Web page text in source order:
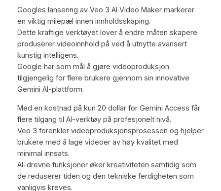
Googles lansering av Veo 3 AI Video Maker markerer
en viktig milepæl innen innholdsskaping.
Dette kraftige verktøyet lover å endre måten skapere
produserer videoinnhold på ved å utnytte avansert
kunstig intelligens.
Google har som mål å gjøre videoproduksjon
tilgjengelig for flere brukere gjennom sin innovative
Gemini AI-plattform.
Med en kostnad på kun 20 dollar for Gemini Access får
flere tilgang til AI-verktøy på profesjonelt nivå.
Veo 3 forenkler videoproduksjonsprosessen og hjelper
brukere med å lage videoer av høy kvalitet med
minimal innsats.
AI-drevne funksjoner øker kreativiteten samtidig som
de reduserer tiden og den tekniske ferdigheten som
vanligvis kreves.